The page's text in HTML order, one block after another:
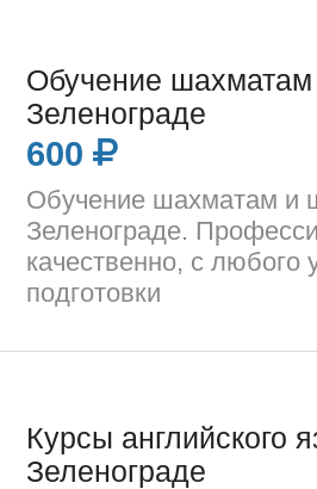
Обучение
Зеленограде
600
Обучение шахматам и
Зеленограде.
качественно, с любого
подготовки
Курсы английского
Зеленограде